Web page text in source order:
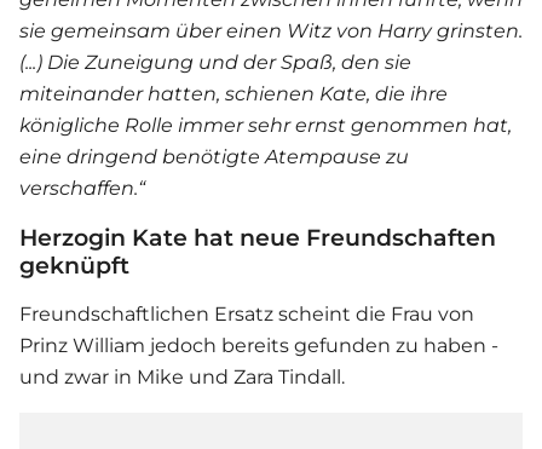
sie gemeinsam über einen Witz von Harry grinsten.
(...) Die Zuneigung und der Spaß, den sie
miteinander hatten, schienen Kate, die ihre
königliche Rolle immer sehr ernst genommen hat,
eine dringend benötigte Atempause zu
verschaffen.“
Herzogin Kate hat neue Freundschaften
geknüpft
Freundschaftlichen Ersatz scheint die Frau von
Prinz William jedoch bereits gefunden zu haben -
und zwar in Mike und Zara Tindall.